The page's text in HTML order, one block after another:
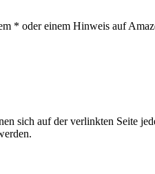
* oder einem Hinweis auf
sich auf der verlinkten Seite